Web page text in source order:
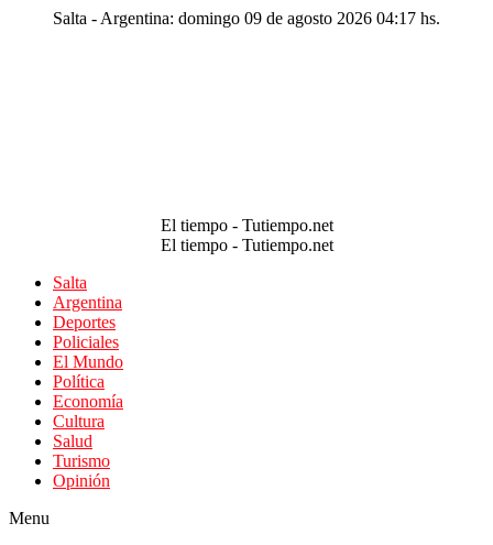
Salta - Argentina: domingo 09 de agosto 2026 04:17 hs.
El tiempo - Tutiempo.net
El tiempo - Tutiempo.net
Salta
Argentina
Deportes
Policiales
El Mundo
Política
Economía
Cultura
Salud
Turismo
Opinión
Menu